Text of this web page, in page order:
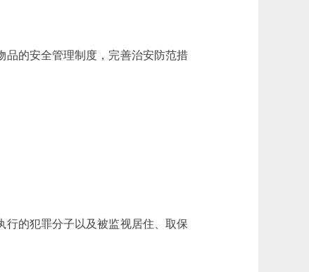
的安全管理制度，完善治安防范措
的犯罪分子以及被监视居住、取保